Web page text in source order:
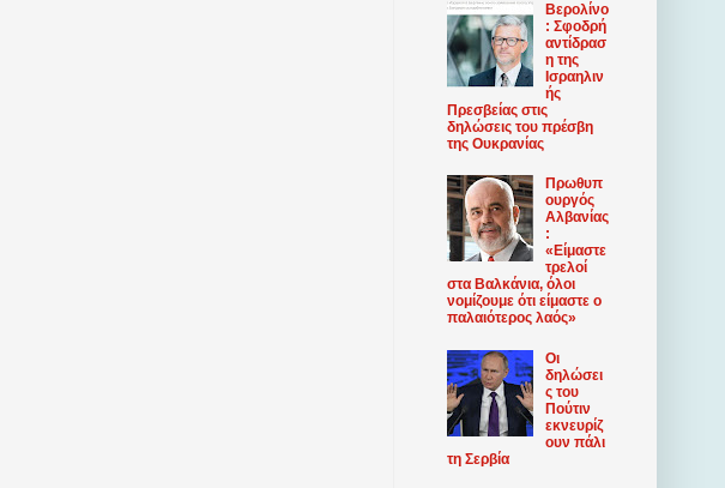
Βερολίνο
: Σφοδρή
αντίδρασ
η της
Ισραηλιν
ής
Πρεσβείας στις
δηλώσεις του πρέσβη
της Ουκρανίας
Πρωθυπ
ουργός
Αλβανίας
:
«Είμαστε
τρελοί
στα Βαλκάνια, όλοι
νομίζουμε ότι είμαστε ο
παλαιότερος λαός»
Οι
δηλώσει
ς του
Πούτιν
εκνευρίζ
ουν πάλι
τη Σερβία